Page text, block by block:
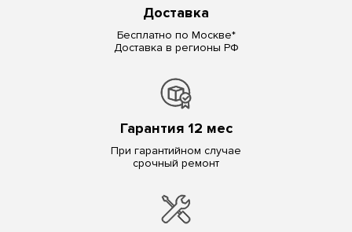
Доставка
Бесплатно по Москве*
Доставка в регионы РФ
Гарантия 12 мес
При гарантийном случае
срочный ремонт